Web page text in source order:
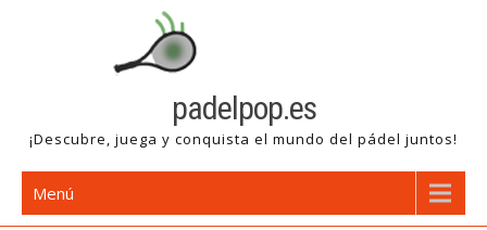
padelpop.es
¡Descubre, juega y conquista el mundo del pádel juntos!
Menú